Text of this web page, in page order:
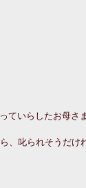
、叱られそうだけ